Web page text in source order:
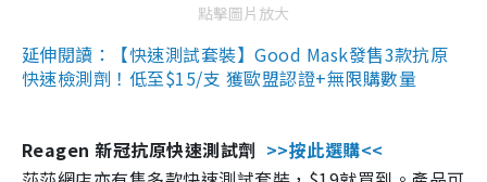
點擊圖片放大
延伸閱讀：【快速測試套裝】Good Mask發售3款抗原
快速檢測劑！低至$15/支 獲歐盟認證+無限購數量
Reagen 新冠抗原快速測試劑 >>按此選購<<